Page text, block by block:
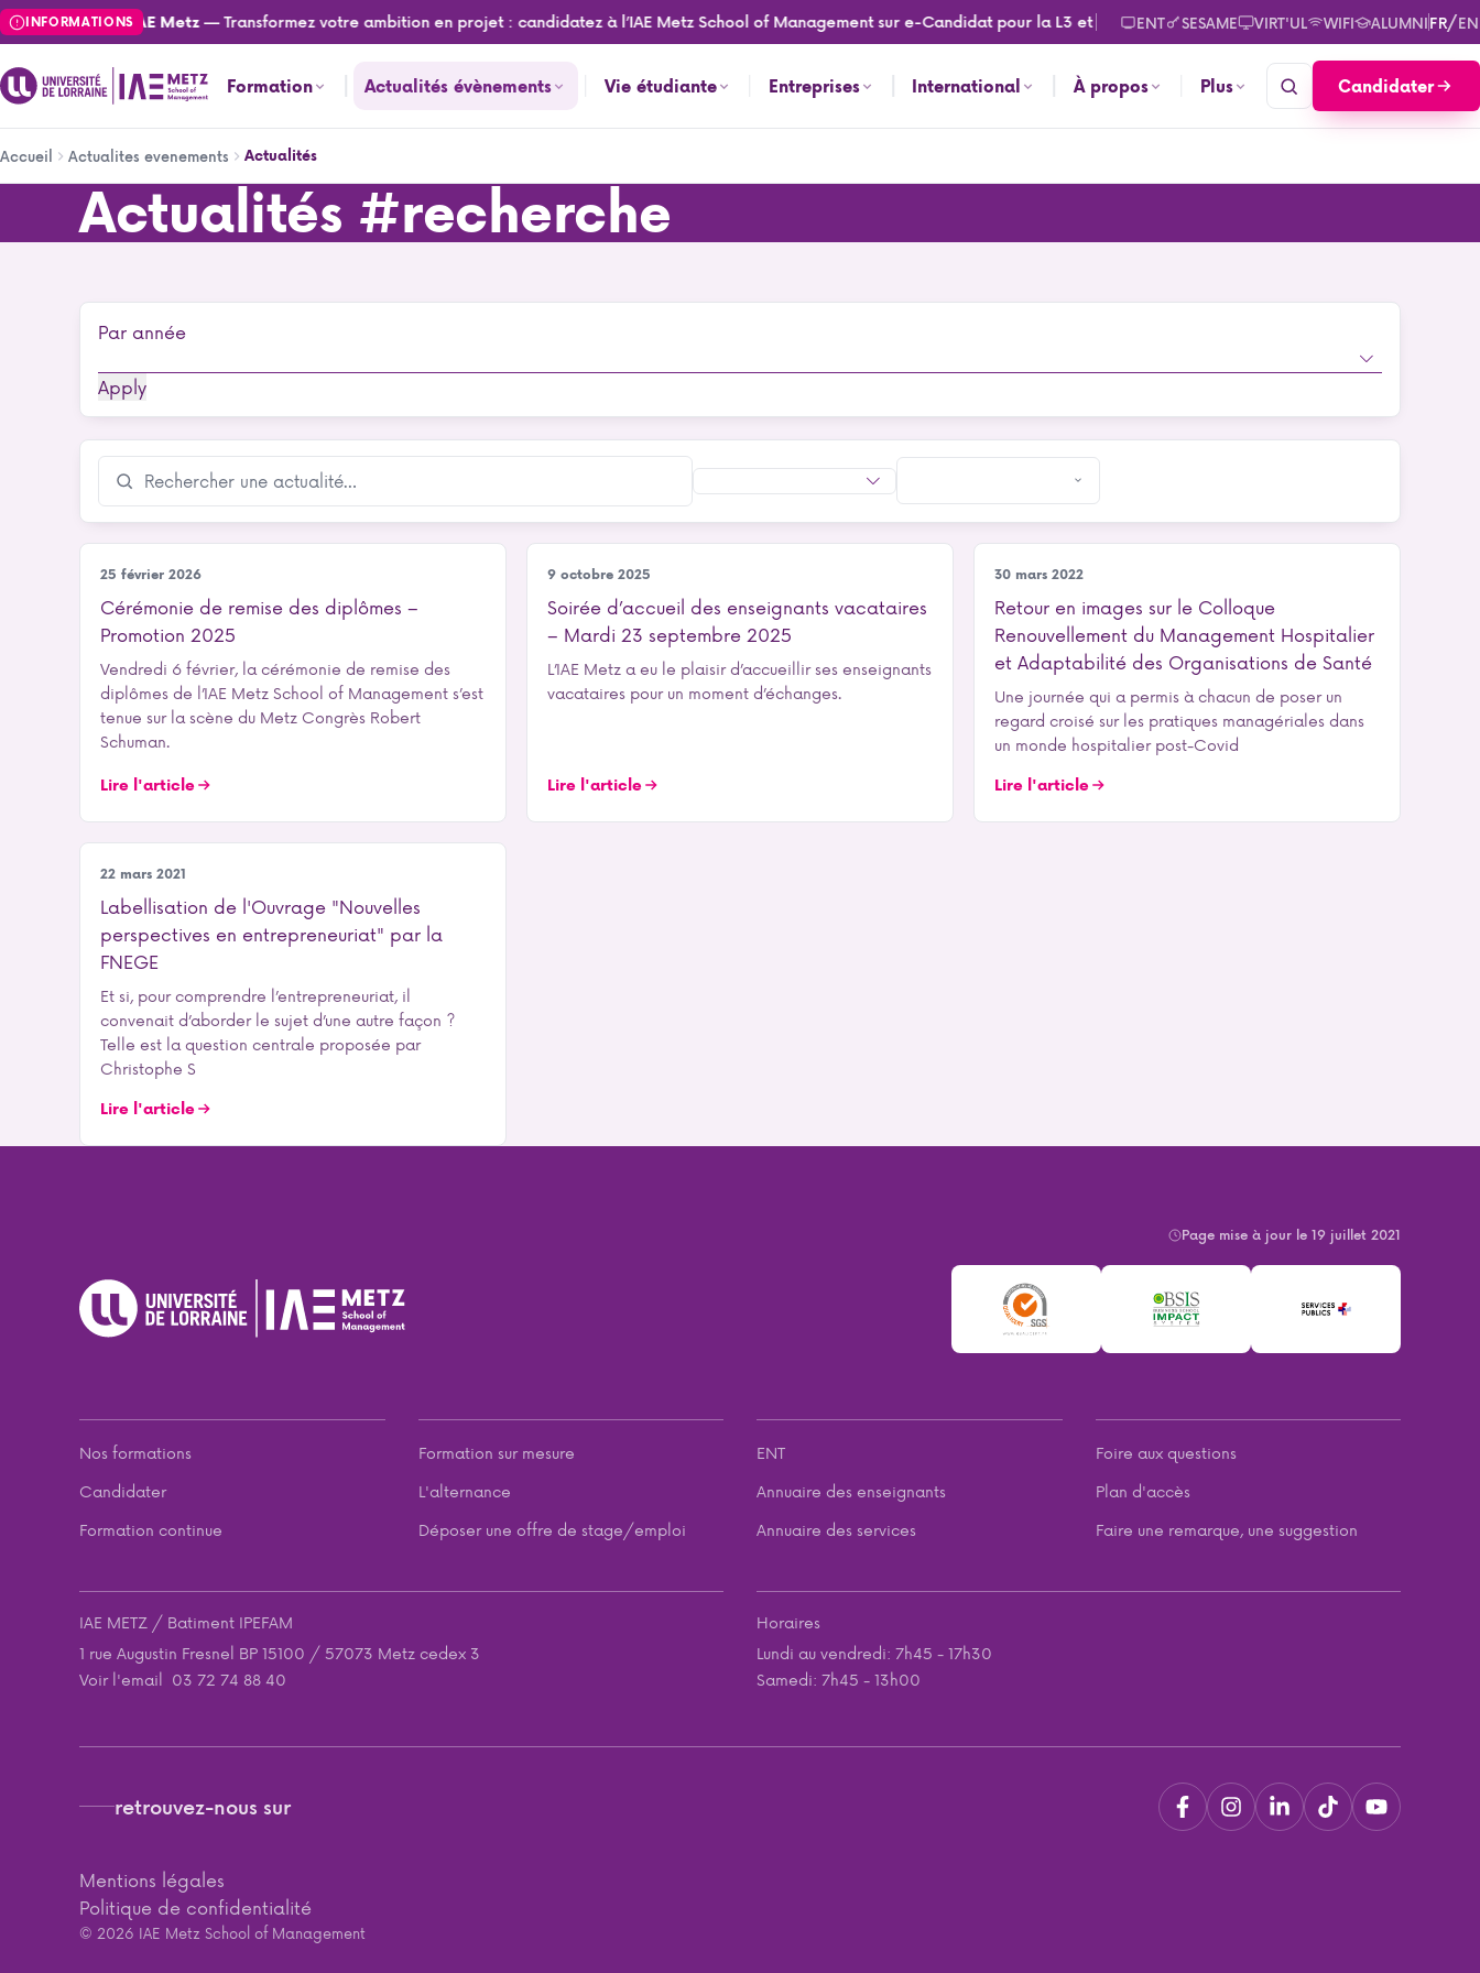
Aller
au
contenu
principal
INFORMATIONSde l'IAE Metz— Transformez votre ambition en projet : candidatez à l’IAE Metz School of Management sur e-Candidat pour la L3 et le M2. Consultez les calendriers des rentrées pour
ENT SESAME VIRT'UL WIFI ALUMNIFR/EN
Formation Actualités évènements Vie étudiante Entreprises International À propos Plus Candidater
d'Ariane
Accueil Actualites evenements Actualités
Actualités #recherche
Par année
Notre école
25 février 2026
Cérémonie de remise des diplômes –
Promotion 2025
Vendredi 6 février, la cérémonie de remise des
diplômes de l’IAE Metz School of Management s’est
tenue sur la scène du Metz Congrès Robert
Schuman.
Lire l'article
Notre école
9 octobre 2025
Soirée d’accueil des enseignants vacataires
– Mardi 23 septembre 2025
L’IAE Metz a eu le plaisir d’accueillir ses enseignants
vacataires pour un moment d’échanges.
Lire l'article
Recherche
30 mars 2022
Retour en images sur le Colloque
Renouvellement du Management Hospitalier
et Adaptabilité des Organisations de Santé
Une journée qui a permis à chacun de poser un
regard croisé sur les pratiques managériales dans
un monde hospitalier post-Covid
Lire l'article
Entrepreneuriat
22 mars 2021
Labellisation de l'Ouvrage "Nouvelles
perspectives en entrepreneuriat" par la
FNEGE
Et si, pour comprendre l’entrepreneuriat, il
convenait d’aborder le sujet d’une autre façon ?
Telle est la question centrale proposée par
Christophe S
Lire l'article
Page mise à jour le 19 juillet 2021
Nos formations
Candidater
Formation continue
Formation sur mesure
L'alternance
Déposer une offre de stage/emploi
ENT
Annuaire des enseignants
Annuaire des services
Foire aux questions
Plan d'accès
Faire une remarque, une suggestion
IAE METZ / Batiment IPEFAM
1 rue Augustin Fresnel BP 15100 / 57073 Metz cedex 3
Voir l'email 03 72 74 88 40
Horaires
Lundi au vendredi: 7h45 - 17h30
Samedi: 7h45 - 13h00
Mentions légales
Politique de confidentialité
retrouvez-nous sur
© 2026 IAE Metz School of Management